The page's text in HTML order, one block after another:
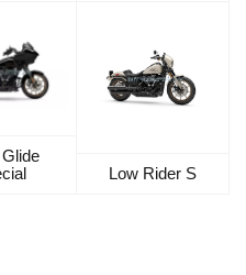
Low Rider S